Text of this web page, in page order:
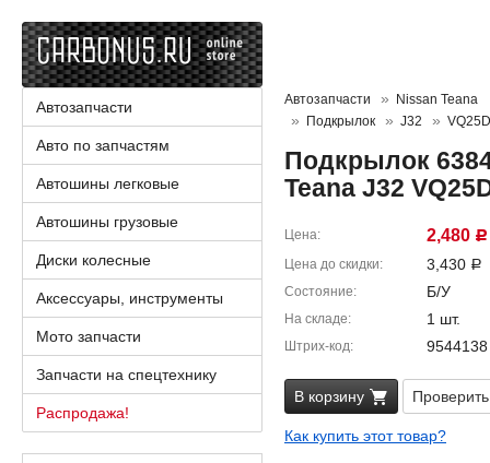
Автозапчасти
Nissan Teana
Подкрылок
J32
Подкрылок
Teana J32
Цена 2,480 Р
Цена до скидки 3,430 Р
Состояние Б/У
На складе 1 шт.
Штрих-код 9544138
В корзину
Как купить этот товар?
Автозапчасти
Авто по запчастям
Автошины легковые
Автошины грузовые
Диски колесные
Аксессуары, инструменты
Мото запчасти
Запчасти на спецтехнику
Распродажа!